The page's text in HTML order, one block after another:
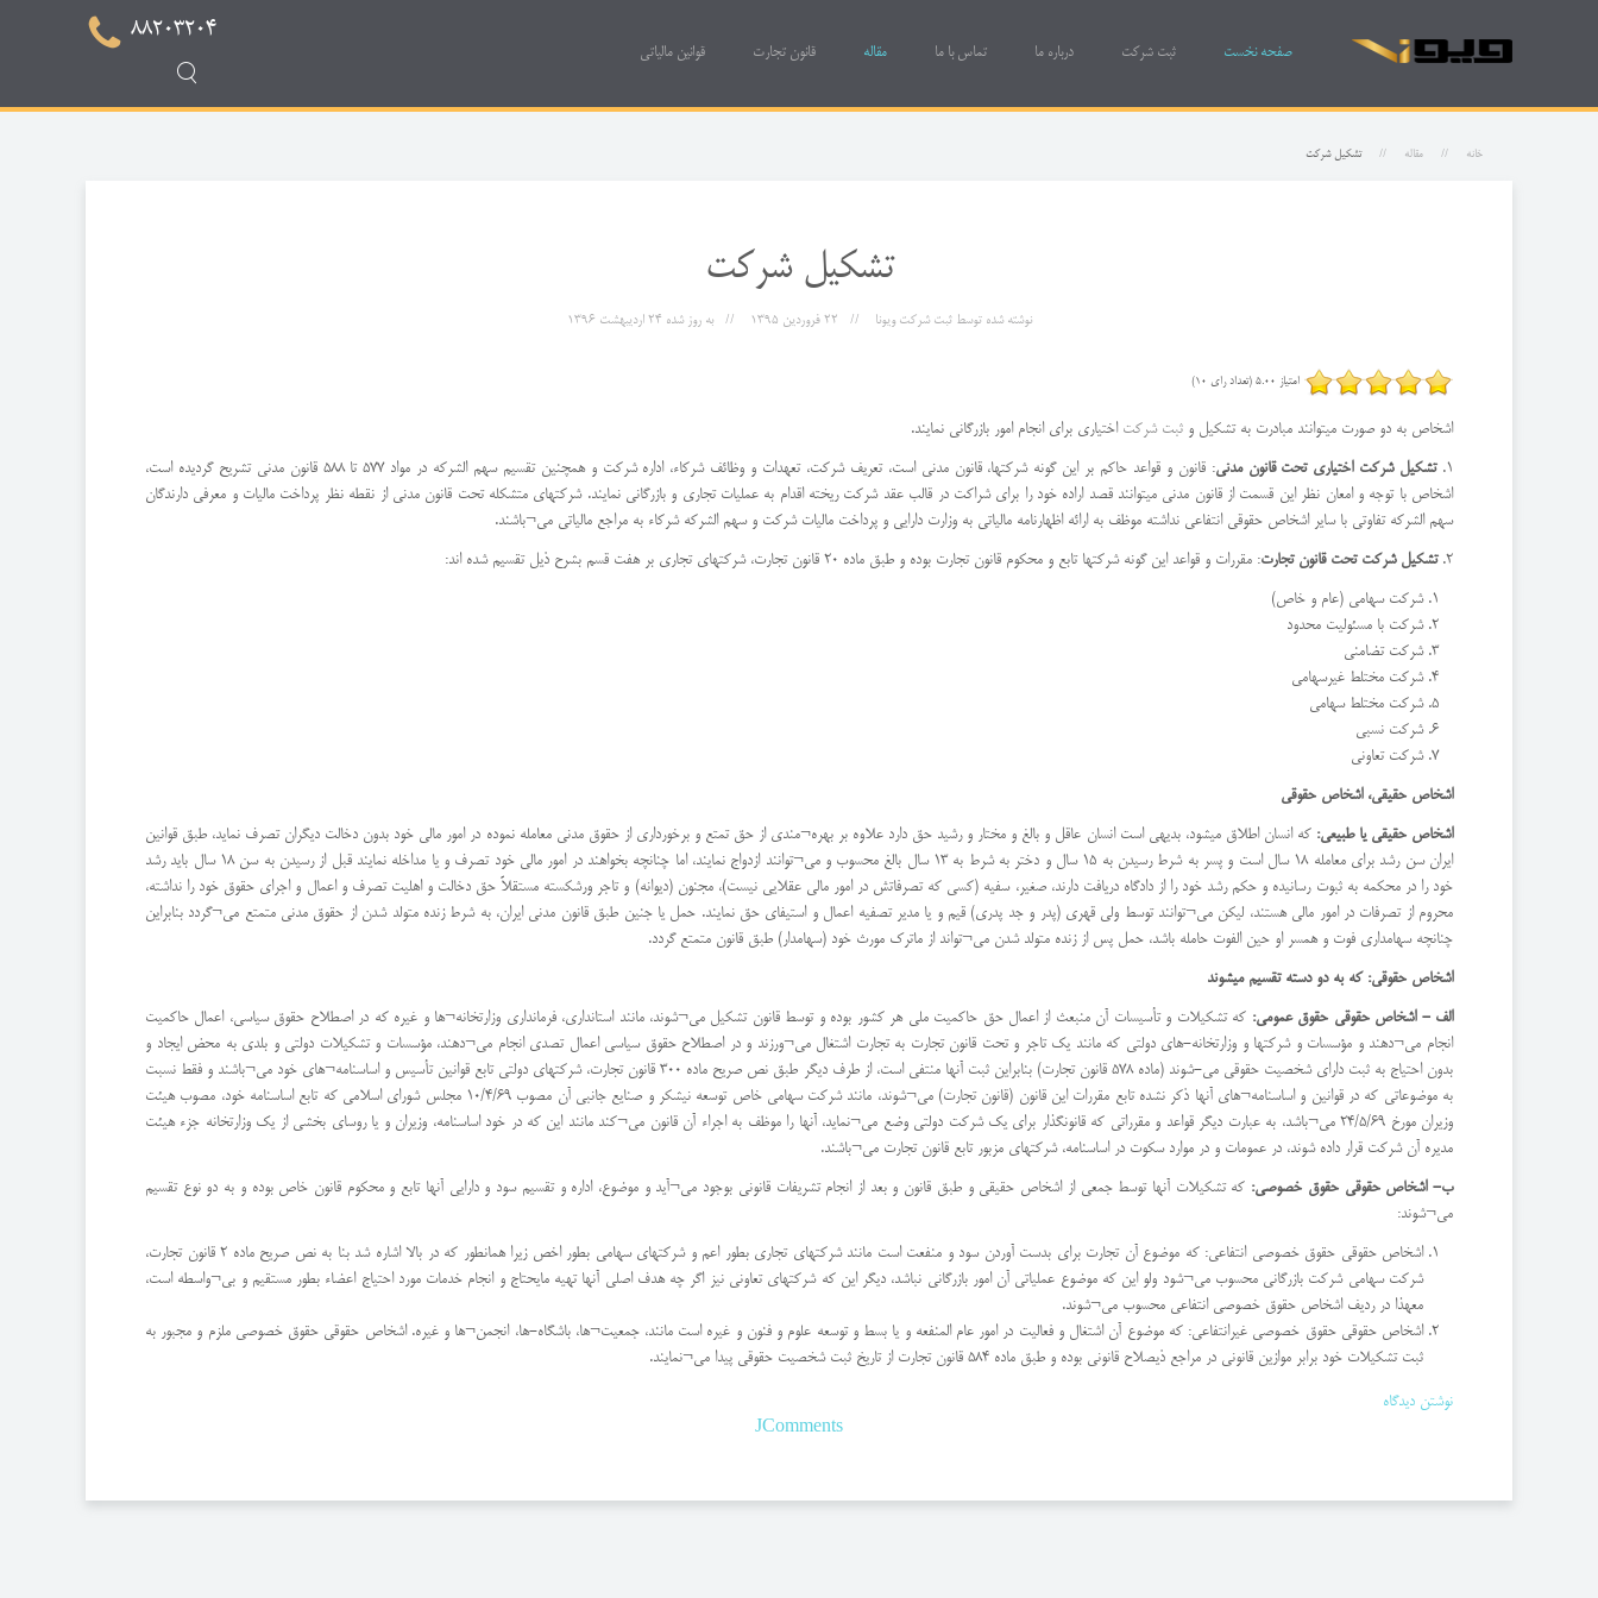
صفحه نخست ثبت شرکت درباره ما تماس با ما مقاله قانون تجارت قوانین مالیاتی
88203204
خانه مقاله تشکیل شرکت
تشکیل شرکت
نوشته شده توسطثبت شرکت ویونا 22 فروردين 1395 به روز شده 24 ارديبهشت 1396
امتیاز 5.00 (تعداد رای 10)
اشخاص به دو صورت میتوانند مبادرت به تشکیل و ثبت شرکت اختیاری برای انجام امور بازرگانی نمایند.
1. تشکیل شرکت اختیاری تحت قانون مدنی
: قانون و قواعد حاکم بر این گونه شرکتها، قانون مدنی است، تعریف شرکت، تعهدات و وظائف شركاء، اداره شرکت و همچنین تقسیم سهم الشرکه در مواد 577 تا 588 قانون مدنی تشریح گردیده است،
اشخاص با توجه و امعان نظر این قسمت از قانون مدنی میتوانند قصد اراده خود را برای شراکت در قالب عقد شرکت ریخته اقدام به عملیات تجاری و بازرگانی نمایند. شرکتهای متشکله تحت قانون مدنی از نقطه نظر پرداخت مالیات و معرفی دارندگان
سهم الشرکه تفاوتی با سایر اشخاص حقوقی انتفاعی نداشته موظف به ارائه اظهارنامه مالیاتی به وزارت دارایی و پرداخت مالیات شرکت و سهم الشرکه شرکاء به مراجع مالیاتی می¬باشند.
2. تشکیل شرکت تحت قانون تجارت: مقررات و قواعد این گونه شرکتها تابع و محکوم قانون تجارت بوده و طبق ماده 20 قانون تجارت، شرکتهای تجاری بر هفت قسم بشرح ذیل تقسیم شده اند:
شرکت سهامی (عام و خاص)
شرکت با مسئوليت محدود
شرکت تضامنی
شرکت مختلط غیرسهامی
شرکت مختلط سهامی
شرکت نسبی
شرکت تعاونی
اشخاص حقیقی، اشخاص حقوقی
اشخاص حقیقی یا طبیعی: که انسان اطلاق میشود، بدیهی است انسان عاقل و بالغ و مختار و رشید حق دارد علاوه بر بهره¬مندی از حق تمتع و برخورداری از حقوق مدنی معامله نموده در امور مالی خود بدون دخالت دیگران تصرف نماید، طبق قوانین
ایران سن رشد برای معامله 18 سال است و پسر به شرط رسیدن به 15 سال و دختر به شرط به 13 سال بالغ محسوب و می¬توانند ازدواج نمایند، اما چنانچه بخواهند در امور مالی خود تصرف و یا مداخله نمایند قبل از رسیدن به سن 18 سال باید رشد
خود را در محکمه به ثبوت رسانیده و حکم رشد خود را از دادگاه دریافت دارند، صغیر، سفیه (کسی که تصرفاتش در امور مالی عقلایی نیست)، مجنون (دیوانه) و تاجر ورشکسته مستقلاً حق دخالت و اهلیت تصرف و اعمال و اجرای حقوق خود را نداشته،
محروم از تصرفات در امور مالی هستند، لیکن می¬توانند توسط ولی قهری (پدر و جد پدری) قیم و یا مدیر تصفیه اعمال و استیفای حق نمایند. حمل یا جنین طبق قانون مدنی ایران، به شرط زنده متولد شدن از حقوق مدنی متمتع می¬گردد بنابراین
چنانچه سهامداری فوت و همسر او حین الفوت حامله باشد، حمل پس از زنده متولد شدن می¬تواند از ماترک مورث خود (سهامدار) طبق قانون متمتع گردد.
اشخاص حقوقی: که به دو دسته تقسیم میشوند
الف - اشخاص حقوقی حقوق عمومی: که تشکیلات و تأسيسات آن منبعث از اعمال حق حاکمیت ملی هر کشور بوده و توسط قانون تشکیل می¬شوند، مانند استانداری، فرمانداری وزارتخانه¬ها و غیره که در اصطلاح حقوق سیاسی، اعمال حاکمیت
انجام می¬دهند و مؤسسات و شركتها و وزارتخانه-های دولتی که مانند یک تاجر و تحت قانون تجارت به تجارت اشتغال می¬ورزند و در اصطلاح حقوق سیاسی اعمال تصدی انجام می¬دهند، مؤسسات و تشكيلات دولتی و بلدی به محض ایجاد و
بدون احتیاج به ثبت دارای شخصیت حقوقی می-شوند (ماده 578 قانون تجارت) بنابراین ثبت آنها منتفی است، از طرف دیگر طبق نص صریح ماده 300 قانون تجارت، شرکتهای دولتی تابع قوانین تأسيس و اساسنامه¬های خود می¬باشند و فقط نسبت
به موضوعاتی که در قوانین و اساسنامه¬های آنها ذکر نشده تابع مقررات این قانون (قانون تجارت) می¬شوند، مانند شرکت سهامی خاص توسعه نیشکر و صنایع جانبی آن مصوب 10/4/69 مجلس شورای اسلامی که تابع اساسنامه خود، مصوب هیئت
وزیران مورخ 24/5/69 می¬باشد، به عبارت دیگر قواعد و مقرراتی که قانونگذار برای یک شرکت دولتی وضع می¬نماید، آنها را موظف به اجراء آن قانون می¬کند مانند این که در خود اساسنامه، وزیران و یا روسای بخشی از یک وزارتخانه جزء هیئت
مدیره آن شرکت قرار داده شوند، در عمومات و در موارد سکوت در اساسنامه، شرکتهای مزبور تابع قانون تجارت می¬باشند.
ب- اشخاص حقوقی حقوق خصوصی: که تشکیلات آنها توسط جمعی از اشخاص حقیقی و طبق قانون و بعد از انجام تشریفات قانونی بوجود می¬آید و موضوع، اداره و تقسیم سود و دارایی آنها تابع و محکوم قانون خاص بوده و به دو نوع تقسیم
می¬شوند:
اشخاص حقوقی حقوق خصوصی انتفاعی: که موضوع آن تجارت برای بدست آوردن سود و منفعت است مانند شرکتهای تجاری بطور اعم و شرکتهای سهامی بطور اخص زیرا همانطور که در بالا اشاره شد بنا به نص صریح ماده 2 قانون تجارت،
شرکت سهامی شرکت بازرگانی محسوب می¬شود ولو این که موضوع عملیاتی آن امور بازرگانی نباشد، دیگر این که شرکتهای تعاونی نیز اگر چه هدف اصلی آنها تهیه مایحتاج و انجام خدمات مورد احتیاج اعضاء بطور مستقیم و بی¬واسطه است،
معهذا در ردیف اشخاص حقوق خصوصی انتفاعی محسوب می¬شوند.
اشخاص حقوقی حقوق خصوصی غیرانتفاعی: که موضوع آن اشتغال و فعالیت در امور عام المنفعه و یا بسط و توسعه علوم و فنون و غیره است مانند، جمعیت¬ها، باشگاه-ها، انجمن¬ها و غیره. اشخاص حقوقی حقوق خصوصی ملزم و مجبور به
ثبت تشکیلات خود برابر موازین قانونی در مراجع ذیصلاح قانونی بوده و طبق ماده 584 قانون تجارت از تاریخ ثبت شخصیت حقوقی پیدا می¬نمایند.
نوشتن دیدگاه
JComments